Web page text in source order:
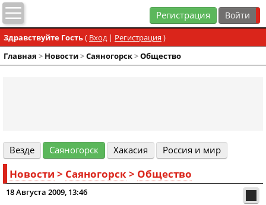
Регистрация
Здравствуйте Гость( Вход| Регистрация )
Главная > Новости>Cаяногорск>Общество
Везде Cаяногорск Хакасия Россия и мир
Новости > Cаяногорск> Общество
18 Августа 2009, 13:46